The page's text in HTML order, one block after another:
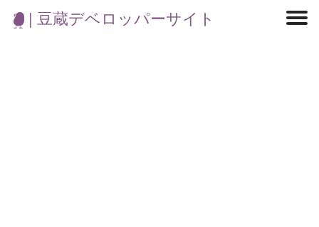
| 豆蔵デベロッパーサイト